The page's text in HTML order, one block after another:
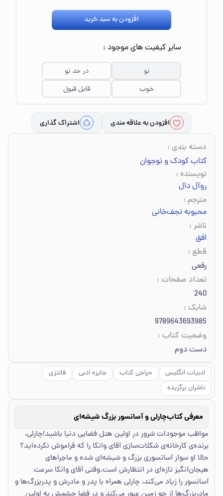
افزودن به سبد خرید
سایر کیفیت های موجود :
نو
در حد نو
خوب
قابل قبول
افزودن به علاقه مندی اشتراک گذاری
دسته بندی :
کتاب کودک و نوجوان
نویسنده :
روآل دال
مترجم :
محبوبه نجف‌خانی
ناشر :
افق
قطع :
رقعی
تعداد صفحات :
240
شابک :
9789643693985
وضعیت کتاب :
دست دوم
ادبیات انگلیس حراجی کتاب جایزه ادبی
فانتزی
ناشران برگزیده
معرفی کتابچارلی و آسانسور بزرگ شیشه‌ای
مواظب موجودات شرور در اولین هتل فضایی دنیا باشید!چارلی،
برنده‌ی کارخانه‌ی شکلات‌سازی آقای وانکا را که فراموش نکرده‌اید؟
حالا او سوار آسانسوری بزرگ و شیشه‌ای شده و ماجراهای
هیجان‌انگیز تازه‌ای در انتظارش است.وقتی آقای وانکا سرعت
آسانسور را زیاد می‌کند، چارلی همراه با پدر و مادرش و پدربزرگ‌ها و